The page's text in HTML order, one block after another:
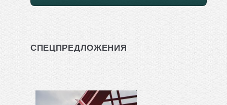
СПЕЦПРЕДЛОЖЕНИЯ